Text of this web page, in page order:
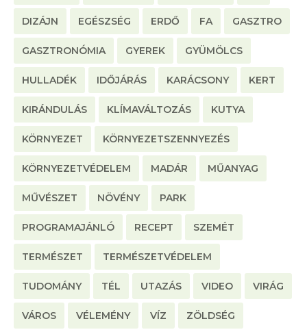
DIZÁJN EGÉSZSÉG ERDŐ FA GASZTRO
GASZTRONÓMIA GYEREK GYÜMÖLCS
HULLADÉK IDŐJÁRÁS KARÁCSONY KERT
KIRÁNDULÁS KLÍMAVÁLTOZÁS KUTYA
KÖRNYEZET KÖRNYEZETSZENNYEZÉS
KÖRNYEZETVÉDELEM MADÁR MŰANYAG
MŰVÉSZET NÖVÉNY PARK
PROGRAMAJÁNLÓ RECEPT SZEMÉT
TERMÉSZET TERMÉSZETVÉDELEM
TUDOMÁNY TÉL UTAZÁS VIDEO VIRÁG
VÁROS VÉLEMÉNY VÍZ ZÖLDSÉG